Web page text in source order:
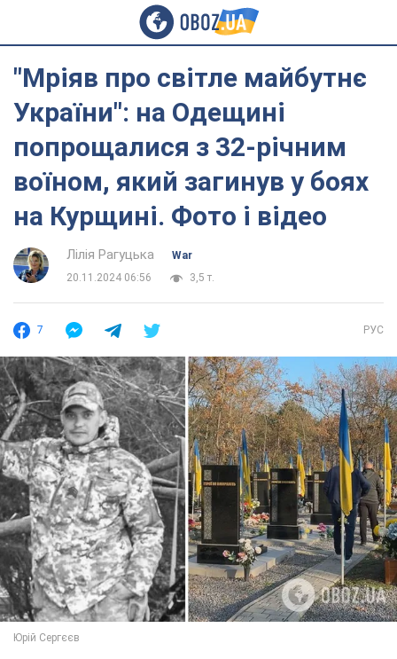
"Мріяв про світле майбутнє
України": на Одещині
попрощалися з 32-річним
воїном, який загинув у боях
на Курщині. Фото і відео
Лілія Рагуцька
War
20.11.2024 06:56
3,5 т.
7 РУС